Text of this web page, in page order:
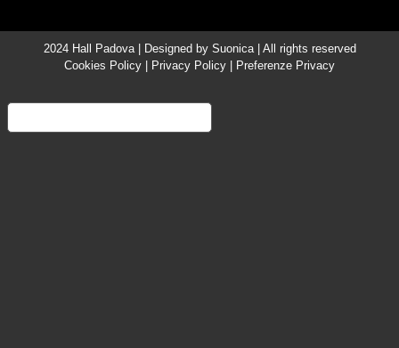
2024 Hall Padova | Designed by Suonica| All rights reserved
Cookies Policy
Privacy Policy Preferenze Privacy